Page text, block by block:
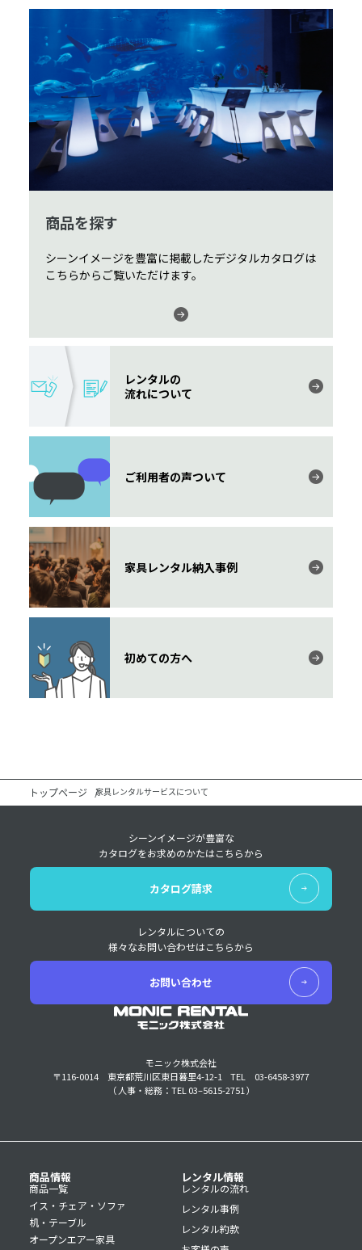
商品を探す
シーンイメージを豊富に掲載したデジタルカタログは
こちらからご覧いただけます。
レンタルの
流れについて
ご利用者の声ついて
家具レンタル納入事例
初めての方へ
トップページ 家具レンタルサービスについて
モニック株式会社
〒116-0014 東京都荒川区東日暮里4-12-1
TEL 03-6458-3977
（ 人事・総務：TEL 03–5615-2751 ）
シーンイメージが豊富な
カタログをお求めのかたはこちらから
カタログ請求
レンタルについての
様々なお問い合わせはこちらから
お問い合わせ
商品情報
商品一覧
イス・チェア・ソファ
机・テーブル
オープンエアー家具
レンタル情報
レンタルの流れ
レンタル事例
レンタル約款